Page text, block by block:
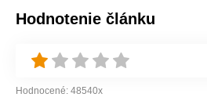
Hodnotenie článku
Hodnocené: 48540x